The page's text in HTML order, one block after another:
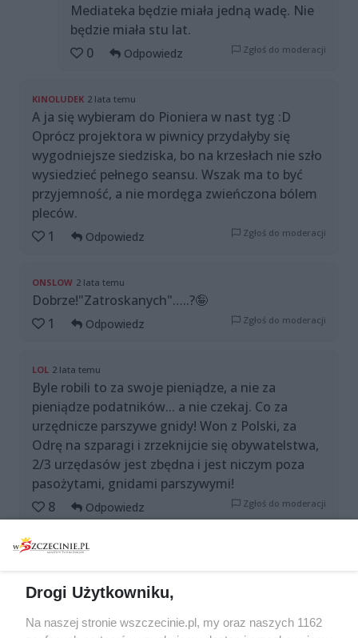
Mediateka będzie miała jedną wadę. Nie
będzie miała stu lat.
0
Odpowiedz Zgłoś do moderacji
KINOLUDEK 2 lata temu
A ja się wybieram do Pioniera w nast tyg :D
Oprócz projektora w piwnicy przydałyby się
wygodniejsze siedziska, bo na krzesłach nie szło
wysiedzieć pełnego seansu. Wszak ma to być
przyjemność, a nie mordęga zwieńczona bólem
pleców.
1
Odpowiedz Zgłoś do moderacji
ONSLOW 2 lata temu
Dobrze!"Zatroskanych"…..?🤪
1
Odpowiedz Zgłoś do moderacji
LOL 2 lata temu
Byle robili to za swoje pieniądze, a nie za
pieniądze podatników... a nie czekaj. Co za
urzędnicze parszywe gnidy! Won z Polski, za
Odrę na szparagi i zrzeknijcie się obywatelstwa,
2/3 urzędasów jest zbędna i jest niczym poza
pasożytami, gnidami parszywymi!
8
Odpowiedz Zgłoś do moderacji
PRAWDA 2 lata temu
0
Odpowiedz
Drogi Użytkowniku,
Na naszej stronie wszczecinie.pl, my oraz naszych 1162